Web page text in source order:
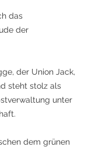
das
der
der Union Jack,
steht stolz als
unter
dem grünen